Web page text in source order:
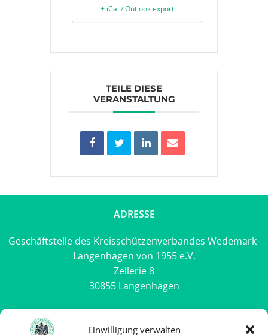
Einwilligung verwalten
+ iCal / Outlook export
TEILE DIESE
VERANSTALTUNG
ADRESSE
Geschäftstelle des Kreisschützenverbandes Wedemark-
Langenhagen von 1955 e.V.
Zellerie 8
30855 Langenhagen
Rechtliches